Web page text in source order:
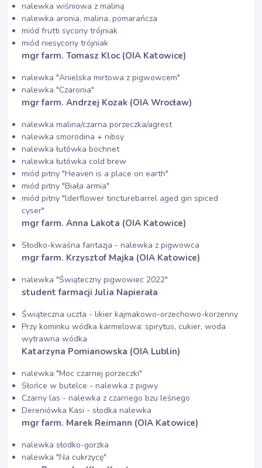
nalewka wiśniowa z maliną
nalewka aronia, malina, pomarańcza
miód frutti sycony trójniak
miód niesycony trójniak
mgr farm. Tomasz Kloc (OIA Katowice)
nalewka "Anielska mirtowa z pigwowcem"
nalewka "Czaronia"
mgr farm. Andrzej Kozak (OIA Wrocław)
nalewka malina/czarna porzeczka/agrest
nalewka smorodina + nibsy
nalewka łutówka bochnet
nalewka łutówka cold brew
miód pitny "Heaven is a place on earth"
miód pitny "Biała armia"
miód pitny "lderflower tincturebarrel aged gin spiced
cyser"
mgr farm. Anna Lakota (OIA Katowice)
Słodko-kwaśna fantazja - nalewka z pigwowca
mgr farm. Krzysztof Majka (OIA Katowice)
nalewka "Świąteczny pigwowiec 2022"
student farmacji Julia Napierała
Świąteczna uczta - likier kajmakowo-orzechowo-korzenny
Przy kominku wódka karmelowa: spirytus, cukier, woda
wytrawna wódka
Katarzyna Pomianowska (OIA Lublin)
nalewka "Moc czarnej porzeczki"
Słońce w butelce - nalewka z pigwy
Czarny las - nalewka z czarnego bzu leśnego
Dereniówka Kasi - słodka nalewka
mgr farm. Marek Reimann (OIA Katowice)
nalewka słodko-gorzka
nalewka "Na cukrzycę"